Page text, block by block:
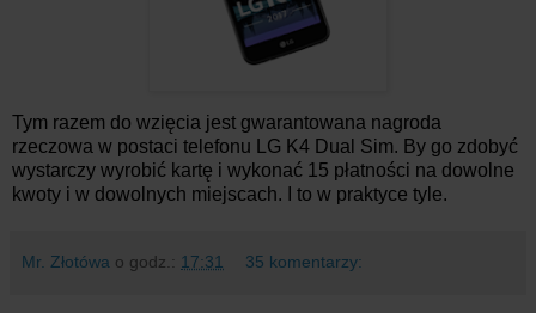
Tym razem do wzięcia jest gwarantowana nagroda
rzeczowa w postaci telefonu LG K4 Dual Sim. By go zdobyć
wystarczy wyrobić kartę i wykonać 15 płatności na dowolne
kwoty i w dowolnych miejscach. I to w praktyce tyle.
Mr. Złotówa o godz.: 17:31 35 komentarzy: